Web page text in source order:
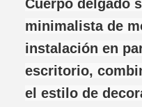
Cuerpo delgado
minimalista de
instalación en
escritorio,
el estilo de